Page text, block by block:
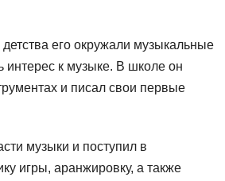
его окружали музыкальные
интерес к музыке. В школе он
и писал свои первые
музыки и поступил в
игры, аранжировку, а также